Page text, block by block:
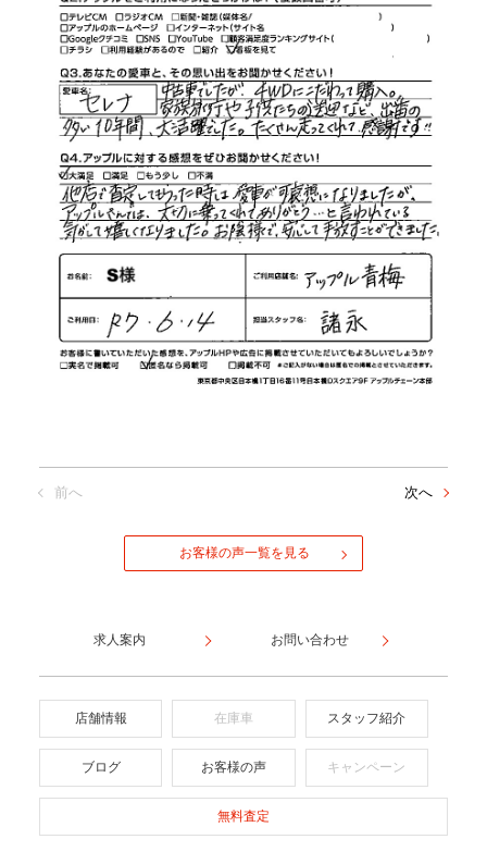
前へ 次へ
お客様の声一覧を見る
求人案内 お問い合わせ
店舗情報 在庫車 スタッフ紹介
ブログ お客様の声 キャンペーン
無料査定